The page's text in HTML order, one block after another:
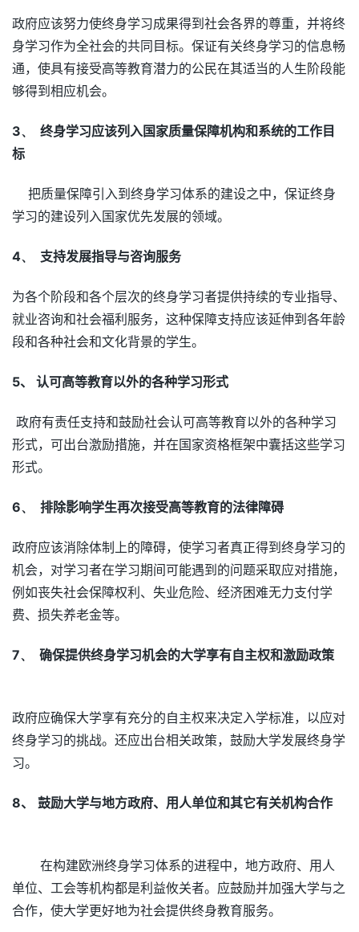
政府应该努力使终身学习成果得到社会各界的尊重，并将终
身学习作为全社会的共同目标。保证有关终身学习的信息畅
通，使具有接受高等教育潜力的公民在其适当的人生阶段能
够得到相应机会。
3、 终身学习应该列入国家质量保障机构和系统的工作目
标
把质量保障引入到终身学习体系的建设之中，保证终身
学习的建设列入国家优先发展的领域。
4、 支持发展指导与咨询服务
为各个阶段和各个层次的终身学习者提供持续的专业指导、
就业咨询和社会福利服务，这种保障支持应该延伸到各年龄
段和各种社会和文化背景的学生。
5、 认可高等教育以外的各种学习形式
政府有责任支持和鼓励社会认可高等教育以外的各种学习
形式，可出台激励措施，并在国家资格框架中囊括这些学习
形式。
6、 排除影响学生再次接受高等教育的法律障碍
政府应该消除体制上的障碍，使学习者真正得到终身学习的
机会，对学习者在学习期间可能遇到的问题采取应对措施，
例如丧失社会保障权利、失业危险、经济困难无力支付学
费、损失养老金等。
7、 确保提供终身学习机会的大学享有自主权和激励政策
政府应确保大学享有充分的自主权来决定入学标准，以应对
终身学习的挑战。还应出台相关政策，鼓励大学发展终身学
习。
8、 鼓励大学与地方政府、用人单位和其它有关机构合作
在构建欧洲终身学习体系的进程中，地方政府、用人
单位、工会等机构都是利益攸关者。应鼓励并加强大学与之
合作，使大学更好地为社会提供终身教育服务。